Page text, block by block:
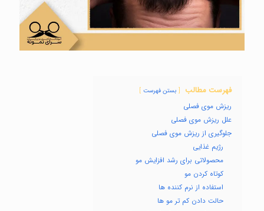
فهرست مطالب بستن فهرست
ریزش موی فصلی
علل ریزش موی فصلی
جلوگیری از ریزش موی فصلی
رژیم غذایی
محصولاتی برای رشد افزایش مو
کوتاه کردن مو
استفاده از نرم کننده ها
حالت دادن کم تر مو ها